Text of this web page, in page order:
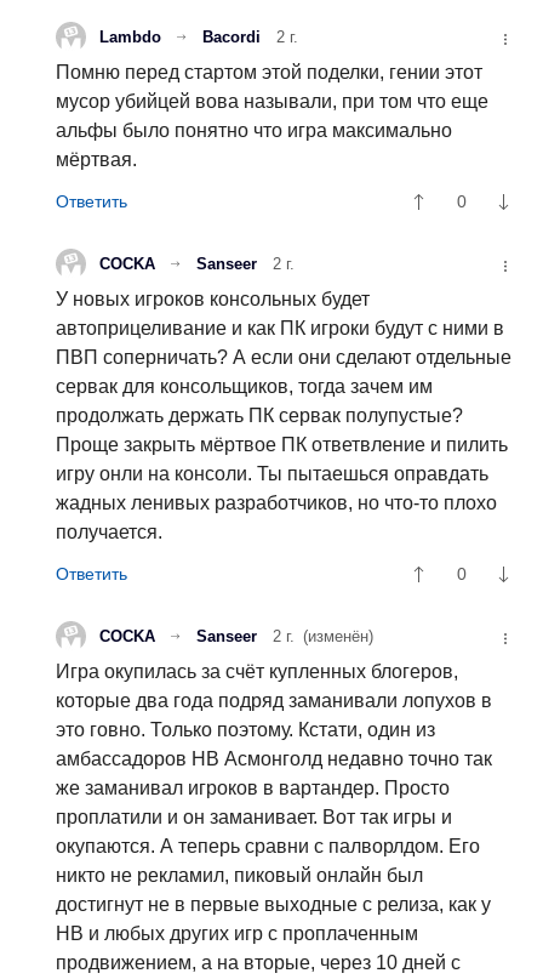
Lambdo Bacordi 2 г.
Помню перед стартом этой поделки, гении этот
мусор убийцей вова называли, при том что еще
альфы было понятно что игра максимально
мёртвая.
0
COCKA Sanseer 2 г.
У новых игроков консольных будет
автоприцеливание и как ПК игроки будут с ними в
ПВП соперничать? А если они сделают отдельные
сервак для консольщиков, тогда зачем им
продолжать держать ПК сервак полупустые?
Проще закрыть мёртвое ПК ответвление и пилить
игру онли на консоли. Ты пытаешься оправдать
жадных ленивых разработчиков, но что-то плохо
получается.
0
COCKA Sanseer 2 г. (изменён)
Игра окупилась за счёт купленных блогеров,
которые два года подряд заманивали лопухов в
это говно. Только поэтому. Кстати, один из
амбассадоров НВ Асмонголд недавно точно так
же заманивал игроков в вартандер. Просто
проплатили и он заманивает. Вот так игры и
окупаются. А теперь сравни с палворлдом. Его
никто не рекламил, пиковый онлайн был
достигнут не в первые выходные с релиза, как у
НВ и любых других игр с проплаченным
продвижением, а на вторые, через 10 дней с